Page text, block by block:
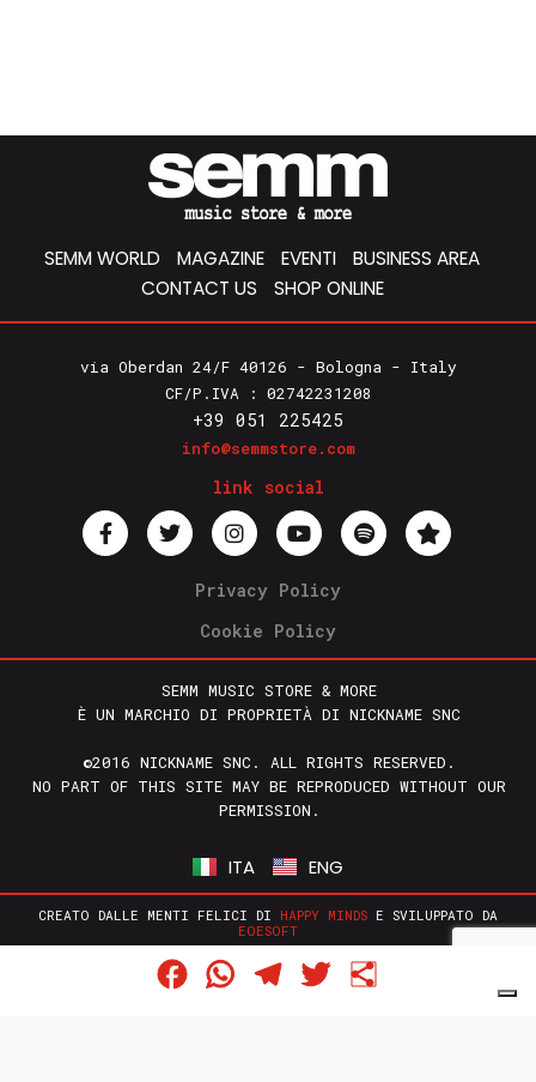
SEMM WORLD MAGAZINE EVENTI
BUSINESS AREA
CONTACT US
SHOP ONLINE
via Oberdan 24/F 40126 - Bologna - Italy
CF/P.IVA : 02742231208
+39 051 225425
info@semmstore.com
link social
Privacy Policy
Cookie Policy
SEMM MUSIC STORE & MORE
È UN MARCHIO DI PROPRIETÀ DI NICKNAME SNC
©2016 NICKNAME SNC. ALL RIGHTS RESERVED.
NO PART OF THIS SITE MAY BE REPRODUCED WITHOUT OUR
PERMISSION.
ITA ENG
CREATO DALLE MENTI FELICI DI HAPPY MINDS E SVILUPPATO DA
EOESOFT
FacebookWhatsAppTelegram
Twitter